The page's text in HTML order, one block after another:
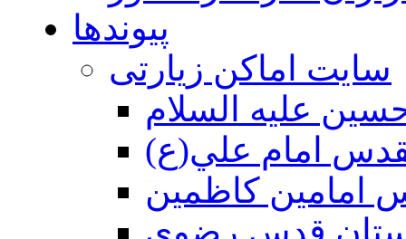
پیوندها
سایت اماکن زیارتی
عليه السلام
امام علي(ع)
امامين كاظمين
قدس رضوي